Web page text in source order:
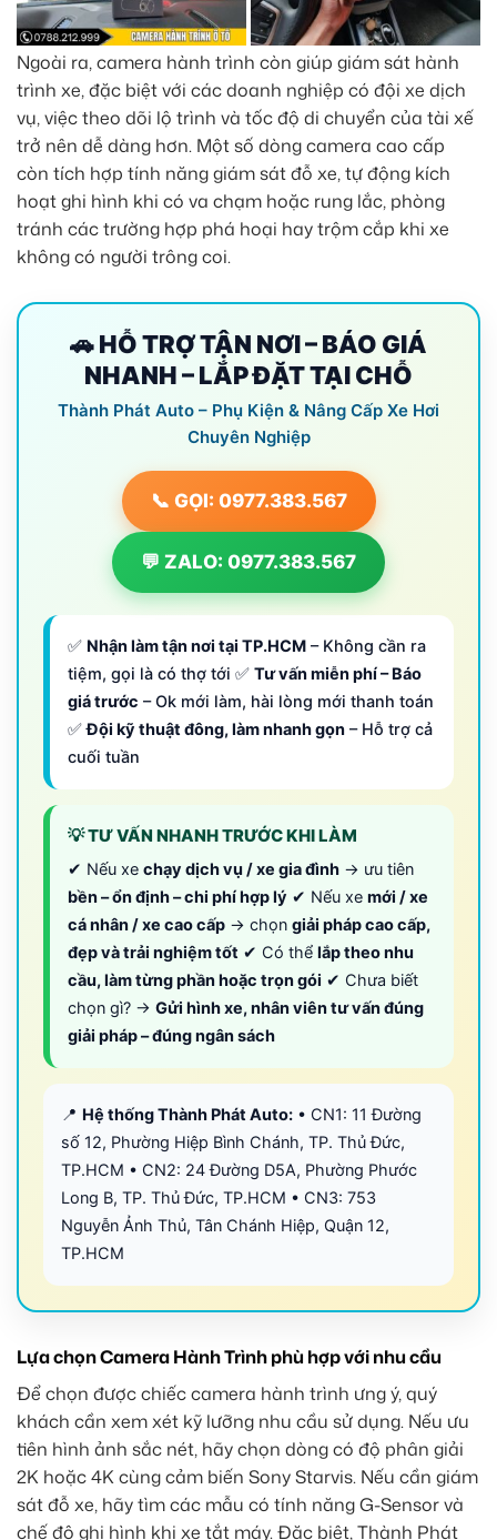
Ngoài ra, camera hành trình còn giúp giám sát hành
trình xe, đặc biệt với các doanh nghiệp có đội xe dịch
vụ, việc theo dõi lộ trình và tốc độ di chuyển của tài xế
trở nên dễ dàng hơn. Một số dòng camera cao cấp
còn tích hợp tính năng giám sát đỗ xe, tự động kích
hoạt ghi hình khi có va chạm hoặc rung lắc, phòng
tránh các trường hợp phá hoại hay trộm cắp khi xe
không có người trông coi.
🚗 HỖ TRỢ TẬN NƠI – BÁO GIÁ
NHANH – LẮP ĐẶT TẠI CHỖ
Thành Phát Auto – Phụ Kiện & Nâng Cấp Xe Hơi
Chuyên Nghiệp
📞 GỌI: 0977.383.567
💬 ZALO: 0977.383.567
✅ Nhận làm tận nơi tại TP.HCM – Không cần ra
tiệm, gọi là có thợ tới ✅ Tư vấn miễn phí – Báo
giá trước – Ok mới làm, hài lòng mới thanh toán
✅Đội kỹ thuật đông, làm nhanh gọn – Hỗ trợ cả
cuối tuần
💡 TƯ VẤN NHANH TRƯỚC KHI LÀM
✔ Nếu xe chạy dịch vụ / xe gia đình → ưu tiên
bền – ổn định – chi phí hợp lý ✔ Nếu xe mới / xe
cá nhân / xe cao cấp → chọn giải pháp cao cấp,
đẹp và trải nghiệm tốt ✔ Có thể lắp theo nhu
cầu, làm từng phần hoặc trọn gói ✔ Chưa biết
chọn gì? → Gửi hình xe, nhân viên tư vấn đúng
giải pháp – đúng ngân sách
📍 Hệ thống Thành Phát Auto: • CN1: 11 Đường
số 12, Phường Hiệp Bình Chánh, TP. Thủ Đức,
TP.HCM • CN2: 24 Đường D5A, Phường Phước
Long B, TP. Thủ Đức, TP.HCM • CN3: 753
Nguyễn Ảnh Thủ, Tân Chánh Hiệp, Quận 12,
TP.HCM
Lựa chọn Camera Hành Trình phù hợp với nhu cầu
Để chọn được chiếc camera hành trình ưng ý, quý
khách cần xem xét kỹ lưỡng nhu cầu sử dụng. Nếu ưu
tiên hình ảnh sắc nét, hãy chọn dòng có độ phân giải
2K hoặc 4K cùng cảm biến Sony Starvis. Nếu cần giám
sát đỗ xe, hãy tìm các mẫu có tính năng G-Sensor và
chế độ ghi hình khi xe tắt máy. Đặc biệt, Thành Phát